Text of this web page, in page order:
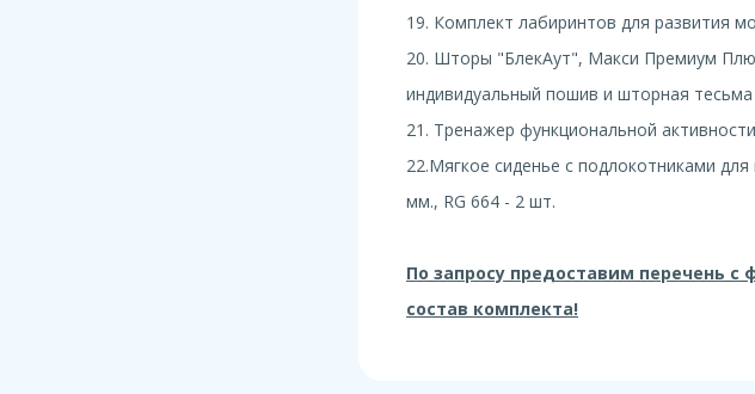
19. Комплект лабиринтов для развития
20. Шторы "БлекАут", Макси Премиум
индивидуальный пошив и шторная
21. Тренажер функциональной
22.Мягкое сиденье с подлокотниками
мм., RG 664 - 2 шт.
По запросу предоставим перечень
состав комплекта!